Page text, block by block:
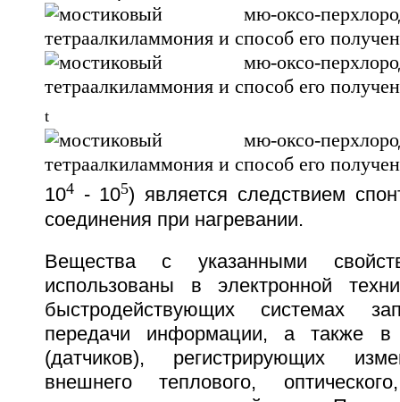
t
104- 105) является следствием
соединения при нагревании.
Вещества с указанными
использованы в электронной
быстродействующих системах
передачи информации, а также в
(датчиков), регистрирующих
внешнего теплового,